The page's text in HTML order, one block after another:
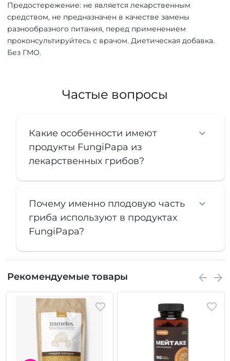
Предостережение: не является лекарственным
средством, не предназначен в качестве замены
разнообразного питания, перед применением
проконсультируйтесь с врачом. Диетическая добавка.
Без ГМО.
Частые вопросы
Какие особенности имеют
продукты FungiPapa из
лекарственных грибов?
Почему именно плодовую часть
гриба используют в продуктах
FungiPapa?
Рекомендуемые товары